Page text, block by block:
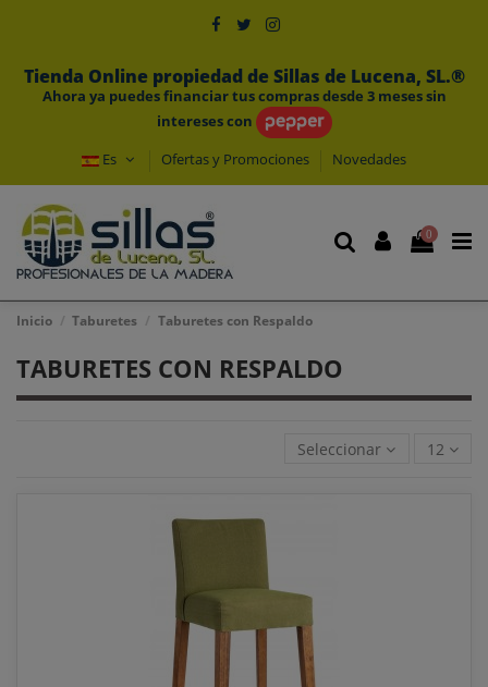
Tienda Online propiedad de Sillas de Lucena, SL.®
Ahora ya puedes financiar tus compras desde 3 meses sin
intereses con
Es
Ofertas y Promociones Novedades
0
Inicio Taburetes Taburetes con Respaldo
TABURETES CON RESPALDO
Seleccionar 12